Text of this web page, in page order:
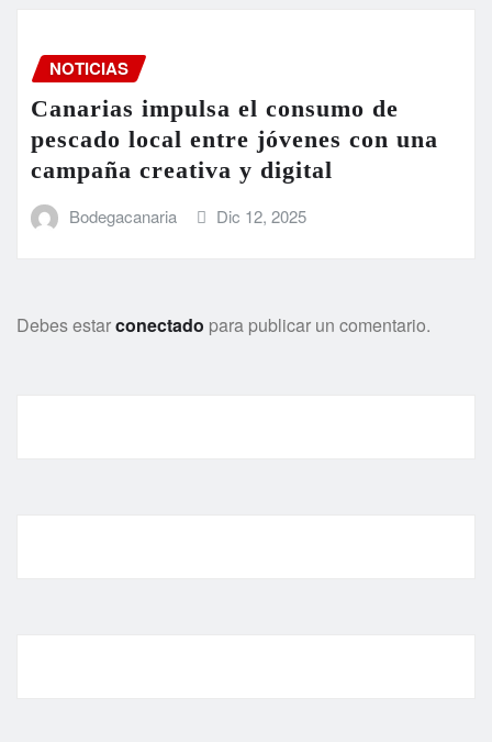
NOTICIAS
Canarias impulsa el consumo de
pescado local entre jóvenes con una
campaña creativa y digital
Bodegacanaria Dic 12, 2025
Debes estarconectado para publicar un comentario.